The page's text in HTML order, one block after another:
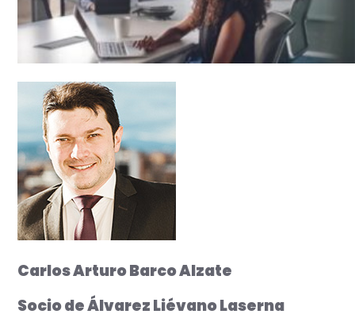
Carlos Arturo Barco Alzate
Socio de Álvarez Liévano Laserna